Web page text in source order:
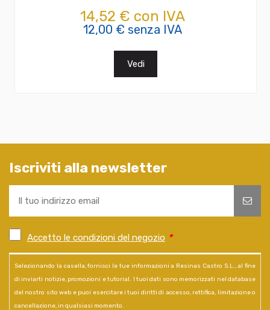
14,52 € con IVA
12,00 € senza IVA
Vedi
Iscriviti alla newsletter
Accetto le condizioni del negozio *
Selezionando la casella, fornisci le tue informazioni a Resinas Castro S.L., al fine
di inviarti notizie, promozioni e tutorial. I tuoi dati sono memorizzati nel database
del nostro sito web e puoi esercitare i tuoi diritti di accesso, rettifica, limitazione o
cancellazione, in qualsiasi momento.